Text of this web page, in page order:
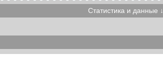
00:27
Дорожный знак
Статистика и данные ↓